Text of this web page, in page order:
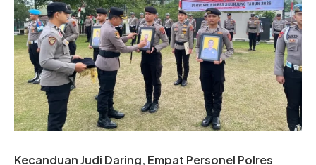
Kecanduan Judi Daring, Empat Personel Polres